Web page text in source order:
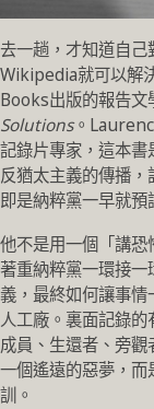
去一趟，才知道自
Wikipedia就可以解
Books出版的報告文
Solutions。
記錄片專家，這本書
反猶太主義的傳播
即是納粹黨一早就預
他不是用一個「講
著重納粹黨一環接
義，最終如何讓事
人工廠。裏面記錄
成員、生還者、旁
一個遙遠的惡夢，
訓。